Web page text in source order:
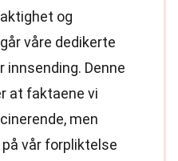
og
våre dedikerte
innsending. Denne
at faktaene vi
men
vår forpliktelse